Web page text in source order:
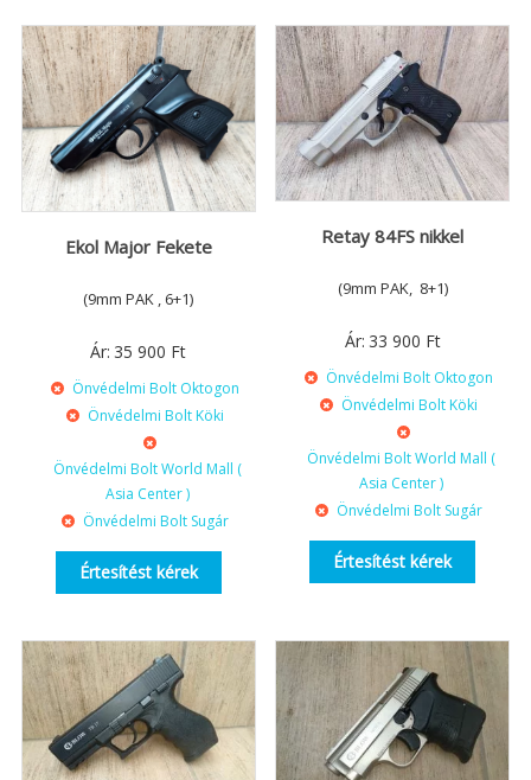
Ekol Major Fekete
(9mm PAK , 6+1)
Ár: 35 900 Ft
Önvédelmi Bolt Oktogon
Önvédelmi Bolt Köki
Önvédelmi Bolt World Mall (
Asia Center )
Önvédelmi Bolt Sugár
Értesítést kérek
Retay 84FS nikkel
(9mm PAK, 8+1)
Ár: 33 900 Ft
Önvédelmi Bolt Oktogon
Önvédelmi Bolt Köki
Önvédelmi Bolt World Mall (
Asia Center )
Önvédelmi Bolt Sugár
Értesítést kérek